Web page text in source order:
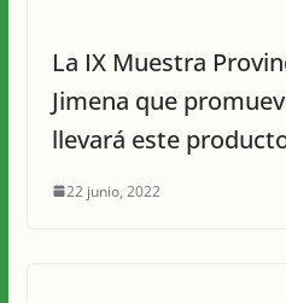
La IX Muestra
Jimena que
llevará este
22 junio, 2022